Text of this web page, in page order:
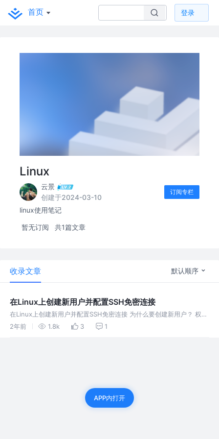
首页 登录
Linux
云景
创建于2024-03-10
订阅专栏
linux使用笔记
暂无订阅 共1篇文章
收录文章 默认顺序
在Linux上创建新用户并配置SSH免密连接
在Linux上创建新用户并配置SSH免密连接 为什么要创建新用户？ 权限
控制：每个用户可以被赋予特定的权限，以限制其对系统资源的访问。
2年前 1.8k 3 1
APP内打开